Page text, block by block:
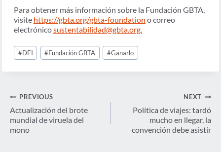
Para obtener más información sobre la Fundación GBTA,
visite https://gbta.org/gbta-foundation o correo
electrónicosustentabilidad@gbta.org.
Post
Tags:
#DEI #Fundación GBTA #Ganarlo
Navegación
de
entradas
PREVIOUS
Actualización del brote
mundial de viruela del
mono
NEXT
Política de viajes: tardó
mucho en llegar, la
convención debe asistir